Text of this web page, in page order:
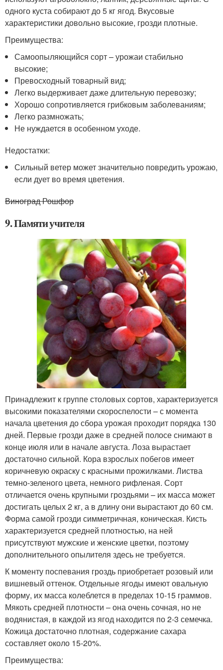
одного куста собирают до 5 кг ягод. Вкусовые
характеристики довольно высокие, грозди плотные.
Преимущества:
Самоопыляющийся сорт – урожаи стабильно
высокие;
Превосходный товарный вид;
Легко выдерживает даже длительную перевозку;
Хорошо сопротивляется грибковым заболеваниям;
Легко размножать;
Не нуждается в особенном уходе.
Недостатки:
Сильный ветер может значительно повредить урожаю,
если дует во время цветения.
Виноград Рошфор
9. Памяти учителя
Принадлежит к группе столовых сортов, характеризуется
высокими показателями скороспелости – с момента
начала цветения до сбора урожая проходит порядка 130
дней. Первые грозди даже в средней полосе снимают в
конце июля или в начале августа. Лоза вырастает
достаточно сильной. Кора взрослых побегов имеет
коричневую окраску с красными прожилками. Листва
темно-зеленого цвета, немного рифленая. Сорт
отличается очень крупными гроздьями – их масса может
достигать целых 2 кг, а в длину они вырастают до 60 см.
Форма самой грозди симметричная, коническая. Кисть
характеризуется средней плотностью, на ней
присутствуют мужские и женские цветки, поэтому
дополнительного опылителя здесь не требуется.
К моменту поспевания гроздь приобретает розовый или
вишневый оттенок. Отдельные ягоды имеют овальную
форму, их масса колеблется в пределах 10-15 граммов.
Мякоть средней плотности – она очень сочная, но не
водянистая, в каждой из ягод находится по 2-3 семечка.
Кожица достаточно плотная, содержание сахара
составляет около 15-20%.
Преимущества: